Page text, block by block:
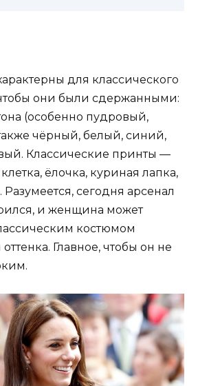
для классического
чтобы они были сдержанными:
(особенно пудровый,
чёрный, белый, синий,
Классические принты —
ёлочка, куриная лапка,
сегодня арсенал
и женщина может
костюмом
Главное, чтобы он не